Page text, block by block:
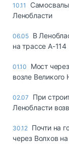
10.11
Самосвалы
Ленобласти
06.05 В
на трассе А-114
01.10
Мост
возле Великого
02.07
При
Ленобласти
30.12 Почти на
через Волхов